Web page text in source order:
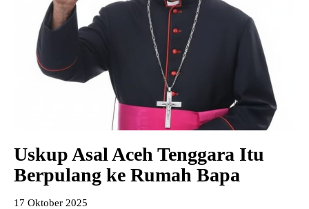
Uskup Asal Aceh Tenggara Itu
Berpulang ke Rumah Bapa
17 Oktober 2025